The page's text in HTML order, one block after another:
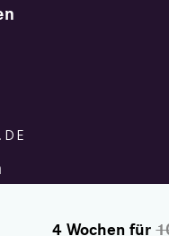
4 Wochen für